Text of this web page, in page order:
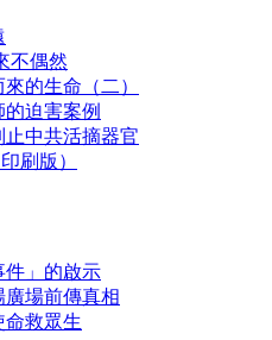
不偶然
的生命（二）
的迫害案例
中共活摘器官
刷版）
」的啟示
場前傳真相
命救眾生